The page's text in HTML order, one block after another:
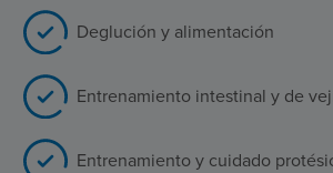
Deglución y alimentación
Entrenamiento intestinal y de
Entrenamiento y cuidado